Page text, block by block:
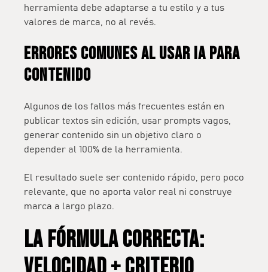
herramienta debe adaptarse a tu estilo y a tus
valores de marca, no al revés.
Errores comunes al usar IA para
contenido
Algunos de los fallos más frecuentes están en
publicar textos sin edición, usar prompts vagos,
generar contenido sin un objetivo claro o
depender al 100% de la herramienta.
El resultado suele ser contenido rápido, pero poco
relevante, que no aporta valor real ni construye
marca a largo plazo.
LA FÓRMULA CORRECTA: